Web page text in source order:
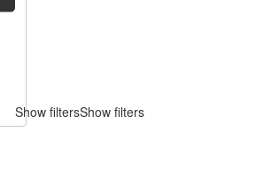
Show filtersShow filters